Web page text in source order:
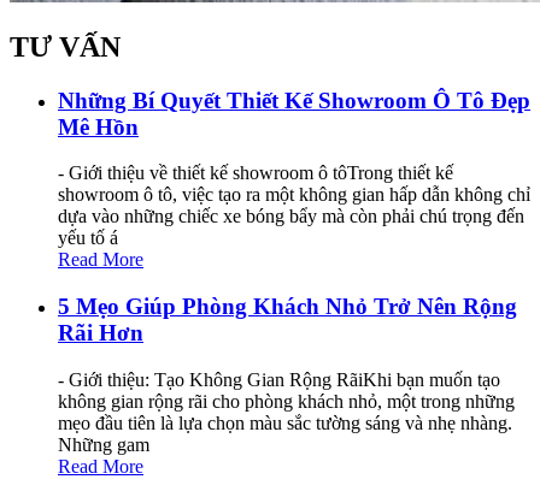
TƯ VẤN
Những Bí Quyết Thiết Kế Showroom Ô Tô Đẹp
Mê Hồn
- Giới thiệu về thiết kế showroom ô tôTrong thiết kế
showroom ô tô, việc tạo ra một không gian hấp dẫn không chỉ
dựa vào những chiếc xe bóng bẩy mà còn phải chú trọng đến
yếu tố á
Read More
5 Mẹo Giúp Phòng Khách Nhỏ Trở Nên Rộng
Rãi Hơn
- Giới thiệu: Tạo Không Gian Rộng RãiKhi bạn muốn tạo
không gian rộng rãi cho phòng khách nhỏ, một trong những
mẹo đầu tiên là lựa chọn màu sắc tường sáng và nhẹ nhàng.
Những gam
Read More